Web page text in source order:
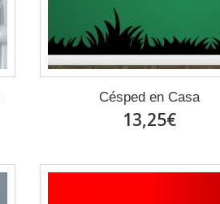
Césped en Casa
13,25€